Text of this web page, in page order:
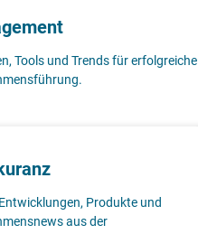
Tools und Trends für erfolgreiche
Produkte und
aus der